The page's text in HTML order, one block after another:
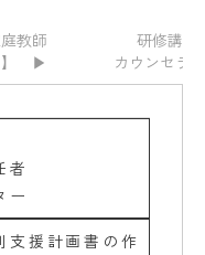
教師
】 ▶
研修講師
カウンセ
者
ー
援計画書の作